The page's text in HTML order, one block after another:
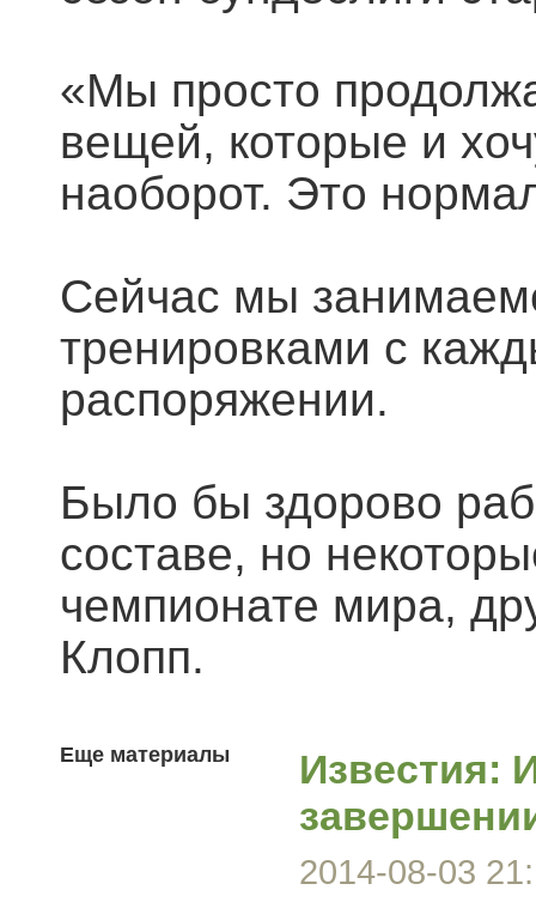
«Мы просто
вещей, которые и
наоборот. Это
Сейчас мы
тренировками с
распоряжении.
Было бы здорово
составе, но
чемпионате мира,
Клопп.
Еще материалы
Известия:
2014-08-03